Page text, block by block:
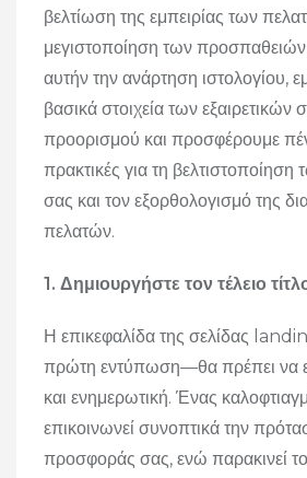
βελτίωση της εμπειρίας των
μεγιστοποίηση των προσπαθειών
αυτήν την ανάρτηση ιστολογίου,
βασικά στοιχεία των εξαιρετικών
προορισμού και προσφέρουμε
πρακτικές για τη
σας και τον εξορθολογισμό της
πελατών.
1. Δημιουργήστε τον τέλειο
Η επικεφαλίδα της σελίδας
πρώτη εντύπωση—θα πρέπει να
και ενημερωτική. Ένας
επικοινωνεί συνοπτικά την
προσφοράς σας, ενώ παρακινεί